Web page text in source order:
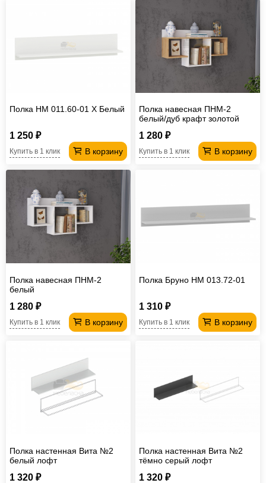
Полка НМ 011.60-01 Х Белый
1 250 ₽
В корзину
Купить в 1 клик
Полка навесная ПНМ-2
белый/дуб крафт золотой
1 280 ₽
В корзину
Купить в 1 клик
Полка навесная ПНМ-2
белый
1 280 ₽
В корзину
Купить в 1 клик
Полка Бруно НМ 013.72-01
1 310 ₽
В корзину
Купить в 1 клик
Полка настенная Вита №2
белый лофт
1 320 ₽
Полка настенная Вита №2
тёмно серый лофт
1 320 ₽